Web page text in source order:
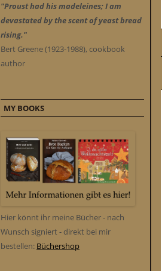
"Proust had his madeleines; I am
devastated by the scent of yeast bread
rising."
Bert Greene (1923-1988), cookbook
author
MY BOOKS
Hier könnt ihr meine Bücher - nach
Wunsch signiert - direkt bei mir
bestellen: Büchershop